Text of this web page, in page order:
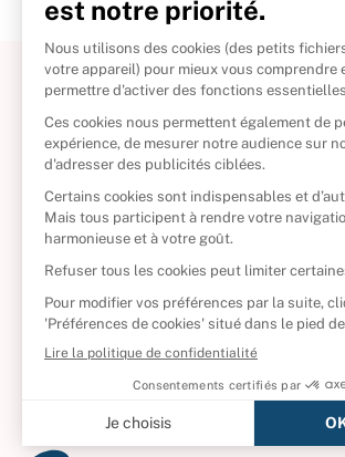
À propos
Politique de retour
Reprendre vos livres
Qui sommes-nous ?
CD d'occasion
DVD d'occasion
Livres d’occasion